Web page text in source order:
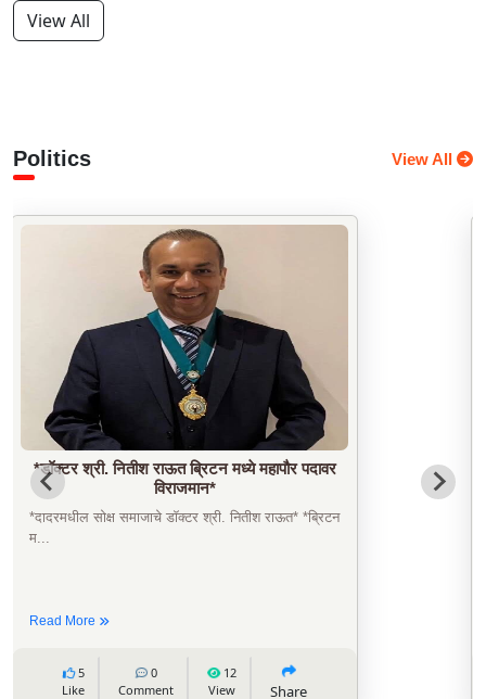
View All
Politics View All
मा.श्री अतुलजी सावे यांना ‘लोकमत महाराष्ट्रीयन ऑफ
द ईयर’ हा मानाचा पुरस्कार (राजकारण).
‘दैनिक लोकमत’ या महाराष्ट्रातील अग्रगण्य वृत्तपत्राने ...
Read More
13
Like
0
Comment
8
View